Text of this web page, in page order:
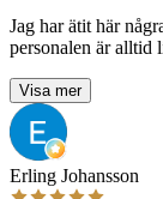
Jag har ätit här
personalen är alltid
Visa mer
Erling Johansson